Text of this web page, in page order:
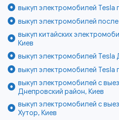
выкуп электромобилей Tesla
выкуп электромобилей
выкуп китайских
Киев
выкуп электромобилей Tesla
выкуп электромобилей Tesla
выкуп электромобилей с
Днепровский район, Киев
выкуп электромобилей с
Хутор, Киев